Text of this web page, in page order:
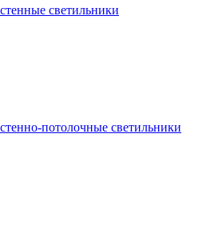
светильники
потолочные светильники